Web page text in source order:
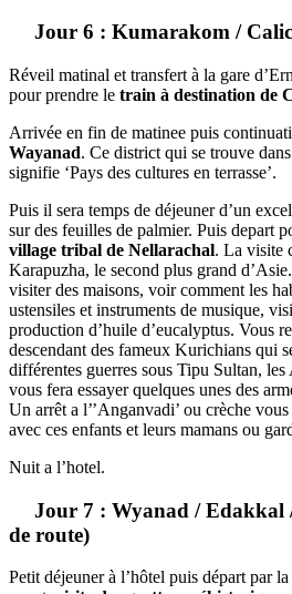
Jour 6 : Kumarakom /
Réveil matinal et transfert à la gare
pour prendre le train à destination de
Arrivée en fin de matinee puis
Wayanad. Ce district qui se trouve
signifie ‘Pays des cultures en terrasse’.
Puis il sera temps de déjeuner d’un
sur des feuilles de palmier. Puis depart
village tribal de Nellarachal. La visite
Karapuzha, le second plus grand
visiter des maisons, voir comment les
ustensiles et instruments de musique,
production d’huile d’eucalyptus. Vous
descendant des fameux Kurichians qui
différentes guerres sous Tipu Sultan,
vous fera essayer quelques unes des
Un arrêt a l’’Anganvadi’ ou crèche
avec ces enfants et leurs mamans ou
Nuit a l’hotel.
Jour 7 : Wyanad / Edakkal
de route)
Petit déjeuner à l’hôtel puis départ par la